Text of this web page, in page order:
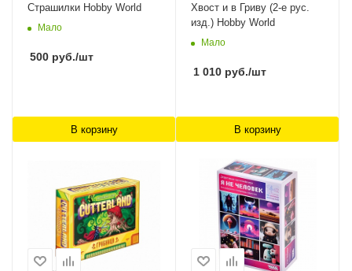
Страшилки Hobby World
Мало
500 руб./шт
В корзину
Хвост и в Гриву (2-е рус.
изд.) Hobby World
Мало
1 010 руб./шт
В корзину